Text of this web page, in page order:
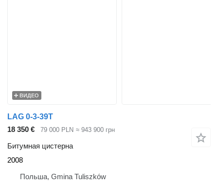
ВИДЕО
LAG 0-3-39T
18 350 €
79 000 PLN ≈ 943 900 грн
Битумная цистерна
2008
Польша, Gmina Tuliszków